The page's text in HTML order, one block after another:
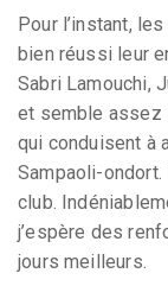
Pour l’instant,
bien réussi leur
Sabri Lamouchi,
et semble assez
qui conduisent à
Sampaoli-
club.
j’espère des
jours meilleurs.